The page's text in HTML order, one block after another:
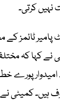
کرتی۔
پامیر ٹائمز
نے کہا کہ
پورے
ہیں۔ کمیٹی